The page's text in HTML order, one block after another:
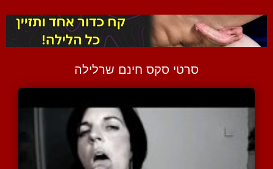
סרטי סקס חינם שרלילה